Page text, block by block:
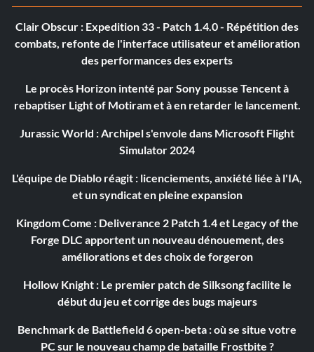
Clair Obscur : Expedition 33 - Patch 1.4.0 - Répétition des
combats, refonte de l'interface utilisateur et amélioration
des performances des experts
Le procès Horizon intenté par Sony pousse Tencent à
rebaptiser Light of Motiram et à en retarder le lancement.
Jurassic World : Archipel s'envole dans Microsoft Flight
Simulator 2024
L'équipe de Diablo réagit : licenciements, anxiété liée à l'IA,
et un syndicat en pleine expansion
Kingdom Come : Deliverance 2 Patch 1.4 et Legacy of the
Forge DLC apportent un nouveau dénouement, des
améliorations et des choix de forgeron
Hollow Knight : Le premier patch de Silksong facilite le
début du jeu et corrige des bugs majeurs
Benchmark de Battlefield 6 open-beta : où se situe votre
PC sur le nouveau champ de bataille Frostbite ?